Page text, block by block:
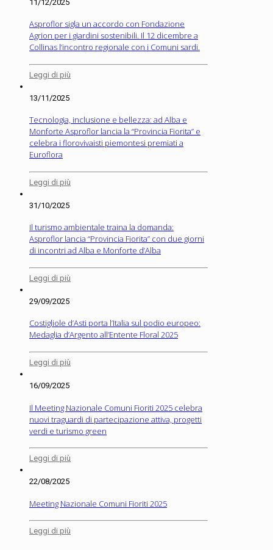
11/12/2025
Asproflor sigla un accordo con Fondazione
Agrion per i giardini sostenibili. Il 12 dicembre a
Collinas l’incontro regionale con i Comuni sardi.
Leggi di più
13/11/2025
Tecnologia, inclusione e bellezza: ad Alba e
Monforte Asproflor lancia la “Provincia Fiorita” e
celebra i florovivaisti piemontesi premiati a
Euroflora
Leggi di più
31/10/2025
Il turismo ambientale traina la domanda:
Asproflor lancia “Provincia Fiorita” con due giorni
di incontri ad Alba e Monforte d’Alba
Leggi di più
29/09/2025
Costigliole d’Asti porta l’Italia sul podio europeo:
Medaglia d’Argento all’Entente Floral 2025
Leggi di più
16/09/2025
Il Meeting Nazionale Comuni Fioriti 2025 celebra
nuovi traguardi di partecipazione attiva, progetti
verdi e turismo green
Leggi di più
22/08/2025
Meeting Nazionale Comuni Fioriti 2025
Leggi di più